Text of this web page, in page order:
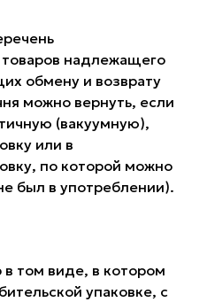
надлежащего
обмену и возврату
можно вернуть, если
(вакуумную),
или в
по которой можно
был в употреблении).
том виде, в котором
упаковке, с